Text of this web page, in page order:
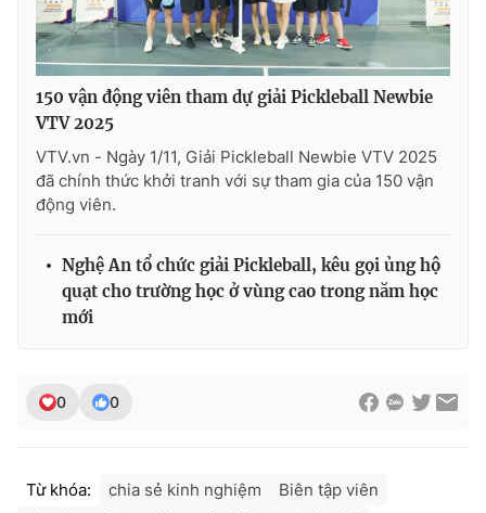
150 vận động viên tham dự giải Pickleball Newbie
VTV 2025
VTV.vn - Ngày 1/11, Giải Pickleball Newbie VTV 2025
đã chính thức khởi tranh với sự tham gia của 150 vận
động viên.
Nghệ An tổ chức giải Pickleball, kêu gọi ủng hộ
quạt cho trường học ở vùng cao trong năm học
mới
0 0
Từ khóa: chia sẻ kinh nghiệm
Biên tập viên